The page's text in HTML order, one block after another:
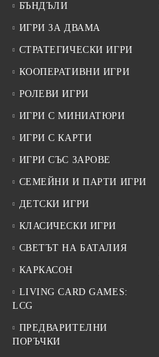
БЪНДЪЛИ
ИГРИ ЗА ДВАМА
СТРАТЕГИЧЕСКИ ИГРИ
КООПЕРАТИВНИ ИГРИ
РОЛЕВИ ИГРИ
ИГРИ С МИНИАТЮРИ
ИГРИ С КАРТИ
ИГРИ СЪС ЗАРОВЕ
СЕМЕЙНИ И ПАРТИ ИГРИ
ДЕТСКИ ИГРИ
КЛАСИЧЕСКИ ИГРИ
СВЕТЪТ НА БАТАЛИЯ
КАРКАСОН
LIVING CARD GAMES:
LCG
ПРЕДВАРИТЕЛНИ
ПОРЪЧКИ